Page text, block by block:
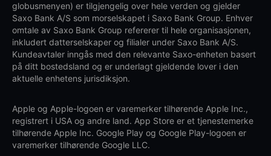
globusmenyen) er tilgjengelig over hele verden og gjelder
Saxo Bank A/S som morselskapet i Saxo Bank Group. Enhver
omtale av Saxo Bank Group refererer til hele organisasjonen,
inkludert datterselskaper og filialer under Saxo Bank A/S.
Kundeavtaler inngås med den relevante Saxo-enheten basert
på ditt bostedsland og er underlagt gjeldende lover i den
aktuelle enhetens jurisdiksjon.
Apple og Apple-logoen er varemerker tilhørende Apple Inc.,
registrert i USA og andre land. App Store er et tjenestemerke
tilhørende Apple Inc. Google Play og Google Play-logoen er
varemerker tilhørende Google LLC.